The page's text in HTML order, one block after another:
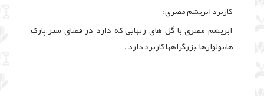
کاربرد ابریشم مصری:
ابریشم مصری با گل های زیبایی که دارد در فضای سبز،پارک
ها،بولوارها ،بزرگراهها کاربرد دارد .